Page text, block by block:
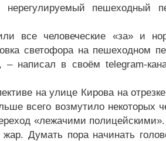
пешеходный
все человеческие «за» и
светофора на пешеходном
написал в своём telegram-
на улице Кирова на
всего возмутило некоторых
«лежачими
Думать пора начинать